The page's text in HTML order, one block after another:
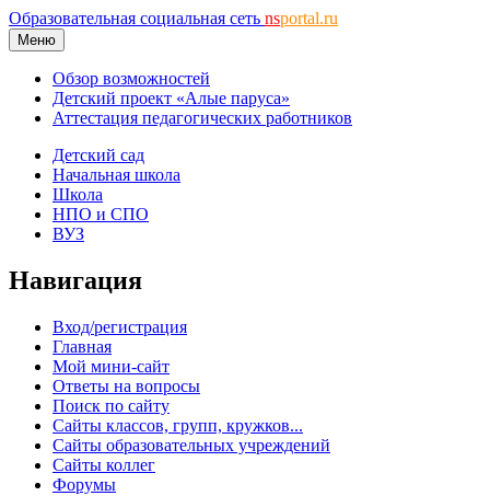
Образовательная социальная сеть nsportal.ru
Меню
Обзор возможностей
Детский проект «Алые паруса»
Аттестация педагогических работников
Детский сад
Начальная школа
Школа
НПО и СПО
ВУЗ
Навигация
Вход/регистрация
Главная
Мой мини-сайт
Ответы на вопросы
Поиск по сайту
Сайты классов, групп, кружков...
Сайты образовательных учреждений
Сайты коллег
Форумы